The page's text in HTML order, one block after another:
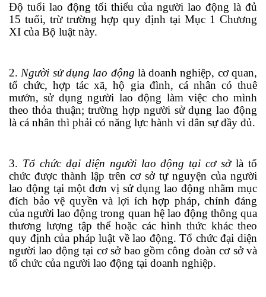
Độ tuổi lao động tối thiểu của người lao động là đủ
15 tuổi, trừ trường hợp quy định tại Mục 1 Chương
XI của Bộ luật này.
2.Người sử dụng lao động là doanh nghiệp, cơ quan,
tổ chức, hợp tác xã, hộ gia đình, cá nhân có thuê
mướn, sử dụng người lao động làm việc cho mình
theo thỏa thuận; trường hợp người sử dụng lao động
là cá nhân thì phải có năng lực hành vi dân sự đầy đủ.
3. Tổ chức đại diện người lao động tại cơ sởlà tổ
chức được thành lập trên cơ sở tự nguyện của người
lao động tại một đơn vị sử dụng lao động nhằm mục
đích bảo vệ quyền và lợi ích hợp pháp, chính đáng
của người lao động trong quan hệ lao động thông qua
thương lượng tập thể hoặc các hình thức khác theo
quy định của pháp luật về lao động. Tổ chức đại diện
người lao động tại cơ sở bao gồm công đoàn cơ sở và
tổ chức của người lao động tại doanh nghiệp.